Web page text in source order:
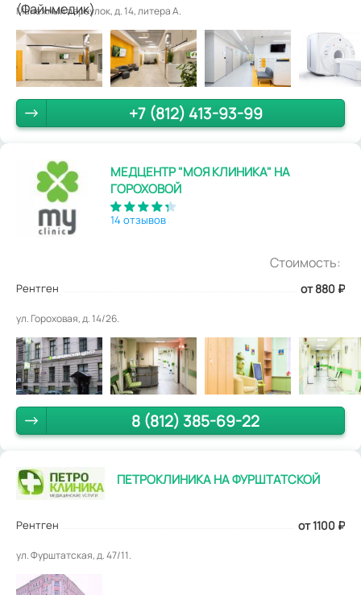
Манежный переулок, д. 14, литера А.
+7 (812) 413-93-99
МЕДЦЕНТР "МОЯ КЛИНИКА" НА
ГОРОХОВОЙ
14 отзывов
Стоимость:
Рентген от 880 ₽
ул. Гороховая, д. 14/26.
8 (812) 385-69-22
ПЕТРОКЛИНИКА НА ФУРШТАТСКОЙ
Рентген от 1100 ₽
ул. Фурштатская, д. 47/11.